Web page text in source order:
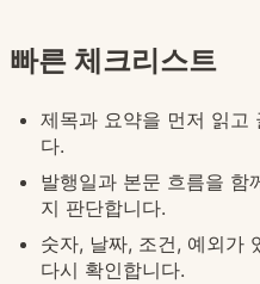
빠른 체크리스트
제목과 요약을 먼저 읽고
다.
발행일과 본문 흐름을 함
지 판단합니다.
숫자, 날짜, 조건, 예외가
다시 확인합니다.